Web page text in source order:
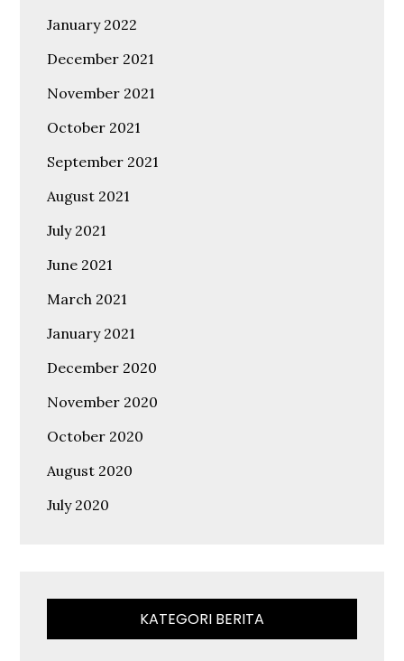
January 2022
December 2021
November 2021
October 2021
September 2021
August 2021
July 2021
June 2021
March 2021
January 2021
December 2020
November 2020
October 2020
August 2020
July 2020
KATEGORI BERITA